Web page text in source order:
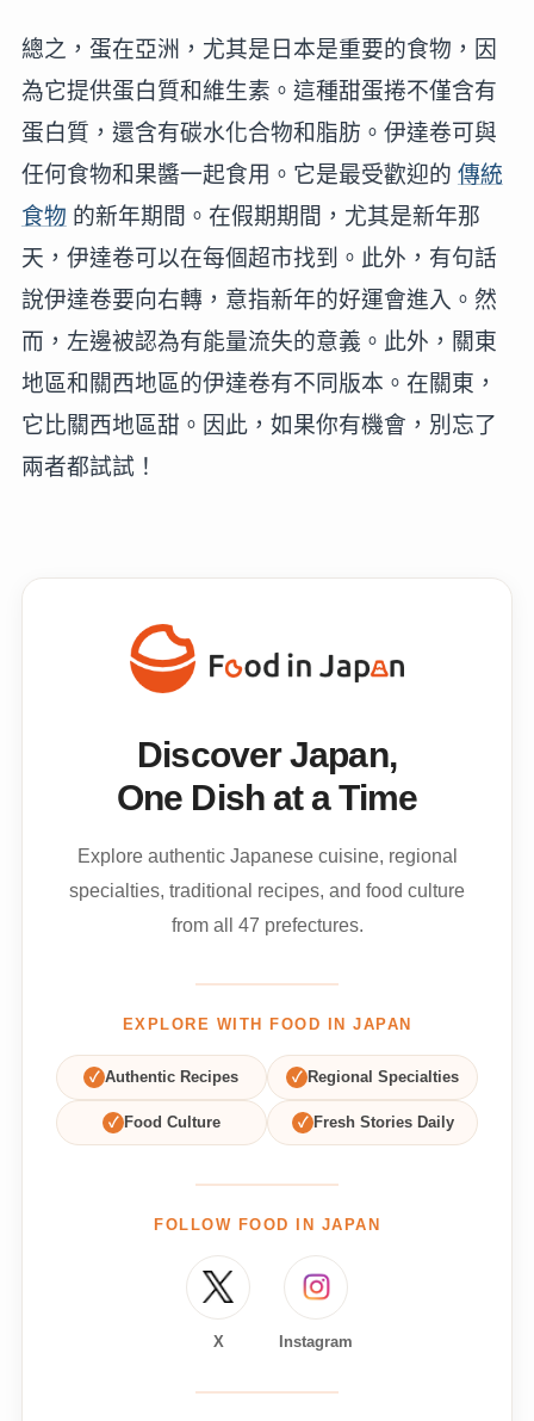
總之，蛋在亞洲，尤其是日本是重要的食物，因
為它提供蛋白質和維生素。這種甜蛋捲不僅含有
蛋白質，還含有碳水化合物和脂肪。伊達卷可與
任何食物和果醬一起食用。它是最受歡迎的 傳統
食物 的新年期間。在假期期間，尤其是新年那
天，伊達卷可以在每個超市找到。此外，有句話
說伊達卷要向右轉，意指新年的好運會進入。然
而，左邊被認為有能量流失的意義。此外，關東
地區和關西地區的伊達卷有不同版本。在關東，
它比關西地區甜。因此，如果你有機會，別忘了
兩者都試試！
Discover Japan,
One Dish at a Time
Explore authentic Japanese cuisine, regional
specialties, traditional recipes, and food culture
from all 47 prefectures.
EXPLORE WITH FOOD IN JAPAN
✓ Authentic Recipes ✓ Regional Specialties
✓ Food Culture ✓ Fresh Stories Daily
FOLLOW FOOD IN JAPAN
X Instagram